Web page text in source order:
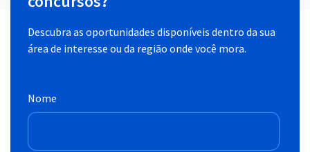
Descubra as oportunidades disponíveis dentro da sua
área de interesse ou da região onde você mora.
Nome